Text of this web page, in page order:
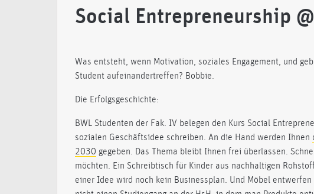
Social Entrepreneurship
Was entsteht, wenn Motivation, soziales Engagement, und
Student aufeinandertreffen? Bobbie.
Die Erfolgsgeschichte:
BWL Studenten der Fak. IV belegen den Kurs Social
sozialen Geschäftsidee schreiben. An die Hand werden Ihnen
2030 gegeben. Das Thema bleibt Ihnen frei überlassen.
möchten. Ein Schreibtisch für Kinder aus nachhaltigen
einer Idee wird noch kein Businessplan. Und Möbel